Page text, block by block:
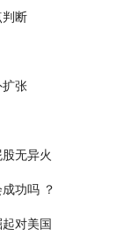
判断
扩张
无异火
功吗 ？
对美国